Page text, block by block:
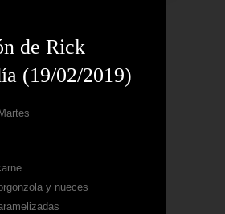
de Rick
(19/02/2019)
y nueces